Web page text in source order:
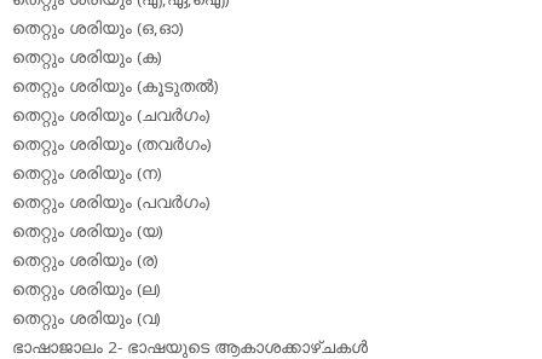
തെറ്റും ശരിയും (ഒ,ഓ)
തെറ്റും ശരിയും (ക)
തെറ്റും ശരിയും (കൂടുതല്‍)
തെറ്റും ശരിയും (ചവര്‍ഗം)
തെറ്റും ശരിയും (തവര്‍ഗം)
തെറ്റും ശരിയും (ന)
തെറ്റും ശരിയും (പവര്‍ഗം)
തെറ്റും ശരിയും (യ)
തെറ്റും ശരിയും (ര)
തെറ്റും ശരിയും (ല)
തെറ്റും ശരിയും (വ)
ഭാഷാജാലം 2- ഭാഷയുടെ ആകാശക്കാഴ്ചകള്‍